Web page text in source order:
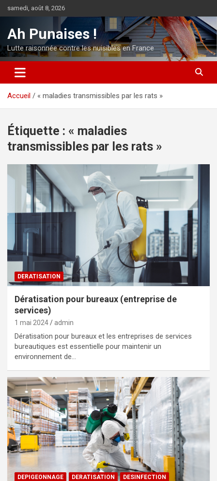
au
samedi, août 8, 2026
Ah Punaises !
Lutte raisonnée contre les nuisibles en France
Accueil « maladies transmissibles par les rats »
Étiquette : « maladies
transmissibles par les rats »
DERATISATION
Dératisation pour bureaux (entreprise de
services)
1 mai 2024 admin
Dératisation pour bureaux et les entreprises de services
bureautiques est essentielle pour maintenir un
environnement de…
DEPIGEONNAGE DERATISATION
DESINFECTION